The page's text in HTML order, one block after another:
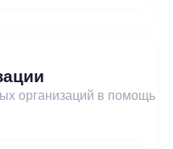
организаций в помощь